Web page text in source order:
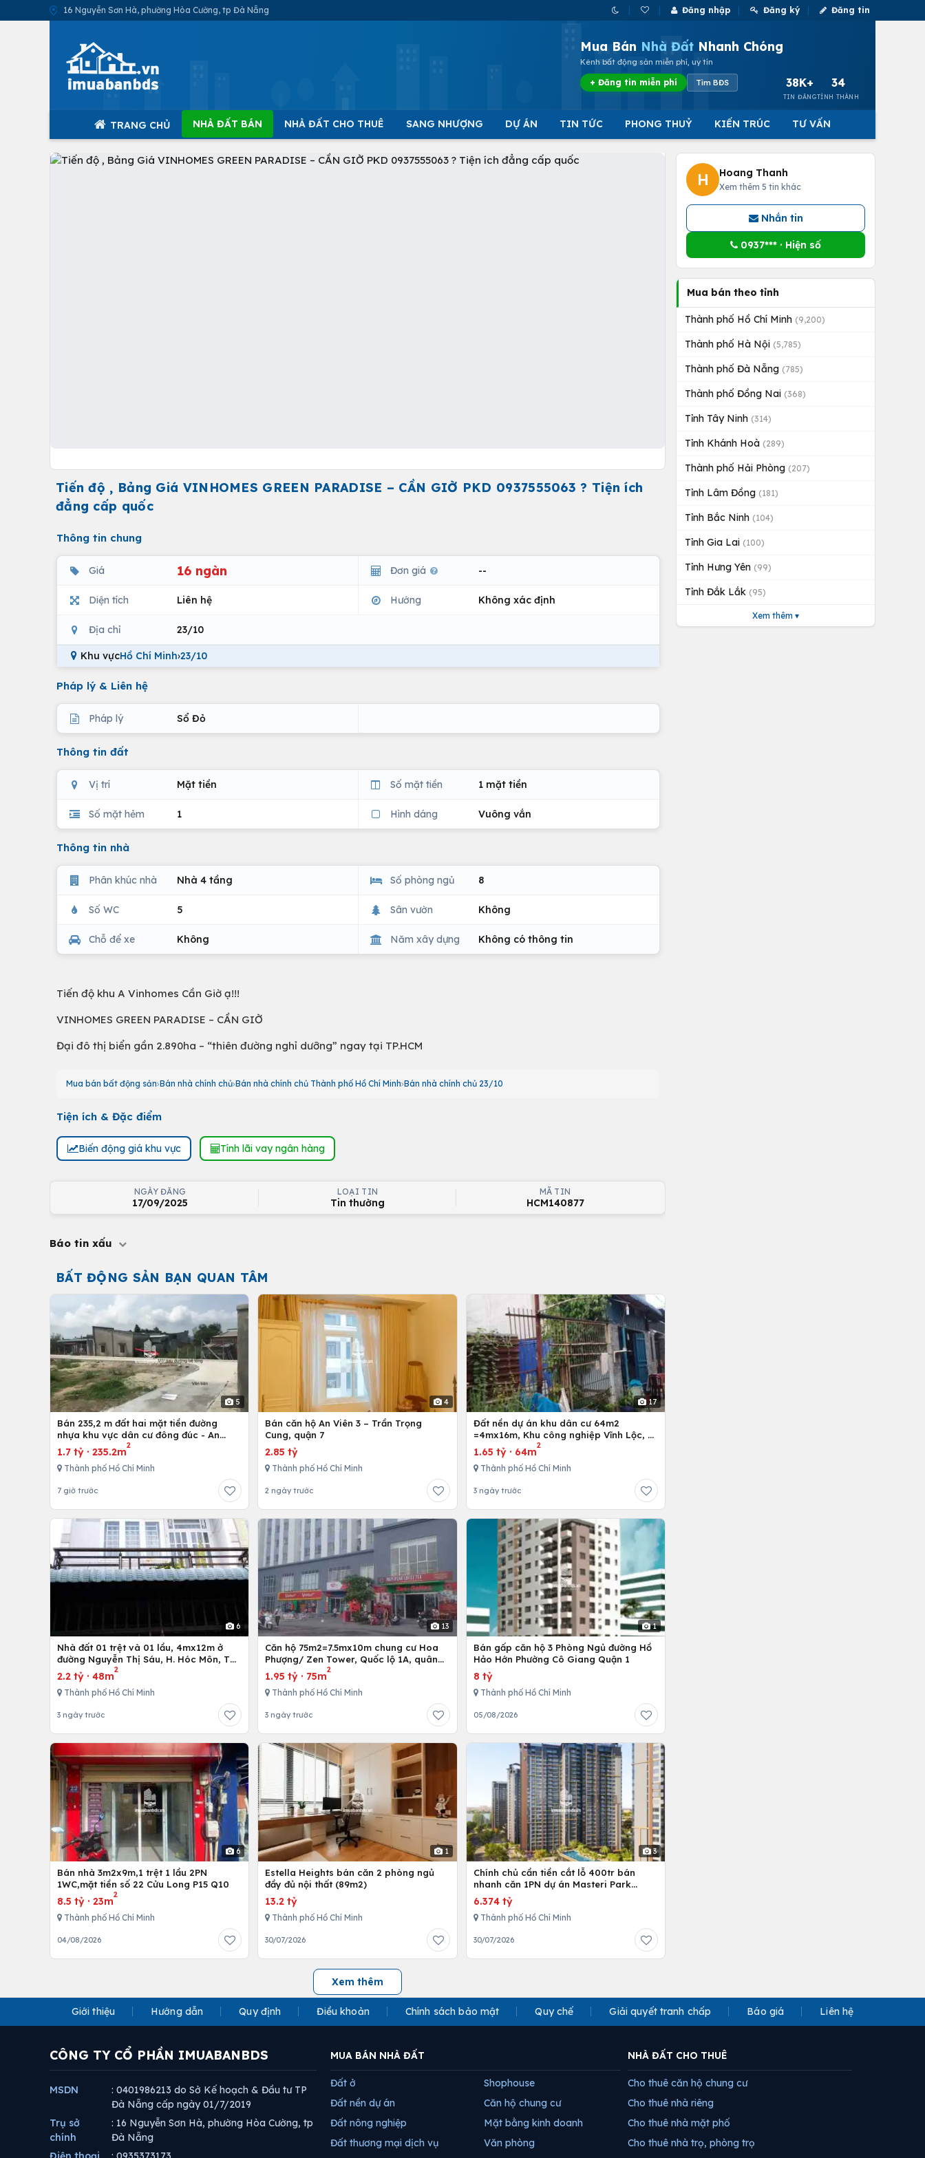
16 Nguyễn Sơn Hà, phường Hòa Cường, tp Đà Nẵng Đăng nhập Đăng ký Đăng tin
Mua Bán Nhà Đất Nhanh Chóng
Kênh bất động sản miễn phí, uy tín
+ Đăng tin miễn phí Tìm BĐS 38K+
TIN ĐĂNG
34
TỈNH THÀNH
TRANG CHỦ NHÀ ĐẤT BÁN NHÀ ĐẤT CHO THUÊ SANG NHƯỢNG DỰ ÁN TIN TỨC PHONG THUỶ KIẾN TRÚC TƯ VẤN
Tiến độ , Bảng Giá VINHOMES GREEN PARADISE – CẦN GIỜ PKD 0937555063 ? Tiện ích
đẳng cấp quốc
Thông tin chung
Giá 16 ngàn Đơn giá --
Diện tích Liên hệ Hướng Không xác định
Địa chỉ 23/10
Khu vựcHồ Chí Minh›23/10
Pháp lý & Liên hệ
Pháp lý Sổ Đỏ
Thông tin đất
Vị trí Mặt tiền Số mặt tiền 1 mặt tiền
Số mặt hẻm 1 Hình dáng Vuông vắn
Thông tin nhà
Phân khúc nhà Nhà 4 tầng Số phòng ngủ 8
Số WC 5 Sân vườn Không
Chỗ để xe Không Năm xây dựng Không có thông tin
Tiến độ khu A Vinhomes Cần Giờ ạ!!!
VINHOMES GREEN PARADISE – CẦN GIỜ
Đại đô thị biển gần 2.890ha – “thiên đường nghỉ dưỡng” ngay tại TP.HCM
Mua bán bất động sản Bán nhà chính chủ Bán nhà chính chủ Thành phố Hồ Chí Minh Bán nhà chính chủ 23/10
Tiện ích & Đặc điểm
Biến động giá khu vực Tính lãi vay ngân hàng
NGÀY ĐĂNG
17/09/2025
LOẠI TIN
Tin thường
MÃ TIN
HCM140877
Báo tin xấu
BẤT ĐỘNG SẢN BẠN QUAN TÂM
5
Bán 235,2 m đất hai mặt tiền đường
nhựa khu vực dân cư đông đúc - An
nhứt-Long Điền - Bà Rịa
1.7 tỷ · 235.2m
2
Thành phố Hồ Chí Minh
7 giờ trước
4
Bán căn hộ An Viên 3 – Trần Trọng
Cung, quận 7
2.85 tỷ
Thành phố Hồ Chí Minh
2 ngày trước
17
Đất nền dự án khu dân cư 64m2
=4mx16m, Khu công nghiệp Vĩnh Lộc, H.
Bình Chánh, Tp. Hồ Chí Minh
1.65 tỷ· 64m
2
Thành phố Hồ Chí Minh
3 ngày trước
6
Nhà đất 01 trệt và 01 lầu, 4mx12m ở
đường Nguyễn Thị Sáu, H. Hóc Môn, Tp.
Hồ Chí Minh
2.2 tỷ · 48m
2
Thành phố Hồ Chí Minh
3 ngày trước
13
Căn hộ 75m2=7.5mx10m chung cư Hoa
Phượng/ Zen Tower, Quốc lộ 1A, quân
12,Tp. Hồ Chí Minh, Việt Nam
1.95 tỷ · 75m
2
Thành phố Hồ Chí Minh
3 ngày trước
1
Bán gấp căn hộ 3 Phòng Ngủ đường Hồ
Hảo Hớn Phường Cô Giang Quận 1
8 tỷ
Thành phố Hồ Chí Minh
05/08/2026
6
Bán nhà 3m2x9m,1 trệt 1 lầu 2PN
1WC,mặt tiền số 22 Cửu Long P15 Q10
8.5 tỷ · 23m
2
Thành phố Hồ Chí Minh
04/08/2026
1
Estella Heights bán căn 2 phòng ngủ
đầy đủ nội thất (89m2)
13.2 tỷ
Thành phố Hồ Chí Minh
30/07/2026
3
Chính chủ cần tiền cắt lỗ 400tr bán
nhanh căn 1PN dự án Masteri Park
Place
6.374 tỷ
Thành phố Hồ Chí Minh
30/07/2026
Xem thêm
H Hoang Thanh
Xem thêm 5 tin khác
Nhắn tin
0937*** · Hiện số
Mua bán theo tỉnh
Thành phố Hồ Chí Minh (9,200)
Thành phố Hà Nội (5,785)
Thành phố Đà Nẵng (785)
Thành phố Đồng Nai (368)
Tỉnh Tây Ninh (314)
Tỉnh Khánh Hoà (289)
Thành phố Hải Phòng (207)
Tỉnh Lâm Đồng (181)
Tỉnh Bắc Ninh (104)
Tỉnh Gia Lai (100)
Tỉnh Hưng Yên (99)
Tỉnh Đắk Lắk (95)
Xem thêm ▾
Giới thiệu Hướng dẫn Quy định Điều khoản Chính sách bảo mật Quy chế Giải quyết tranh chấp Báo giá Liên hệ
CÔNG TY CỔ PHẦN IMUABANBDS
MSDN
: 0401986213 do Sở Kế hoạch & Đầu tư TP
Đà Nẵng cấp ngày 01/7/2019
Trụ sở
chính
: 16 Nguyễn Sơn Hà, phường Hòa Cường, tp
Đà Nẵng
MUA BÁN NHÀ ĐẤT
Đất ở
Đất nền dự án
Đất nông nghiệp
Đất thương mại dịch vụ
Shophouse
Căn hộ chung cư
Mặt bằng kinh doanh
Văn phòng
NHÀ ĐẤT CHO THUÊ
Cho thuê căn hộ chung cư
Cho thuê nhà riêng
Cho thuê nhà mặt phố
Cho thuê nhà trọ, phòng trọ